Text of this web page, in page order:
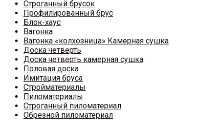
Строганный брусок
Профилированный брус
Блок-хаус
Вагонка
Вагонка «колхозница» Камерная сушка
Доска четверть
Доска четверть камерная сушка
Половая доска
Имитация бруса
Стройматериалы
Пиломатериалы
Строганный пиломатериал
Обрезной пиломатериал